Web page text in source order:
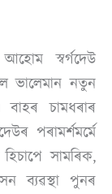
স্বৰ্গদেউ
ভালেমান নতুন
চামধৰাৰ
পৰামৰ্শমৰ্মে
সামৰিক,
ব্যৱস্থা পুনৰ